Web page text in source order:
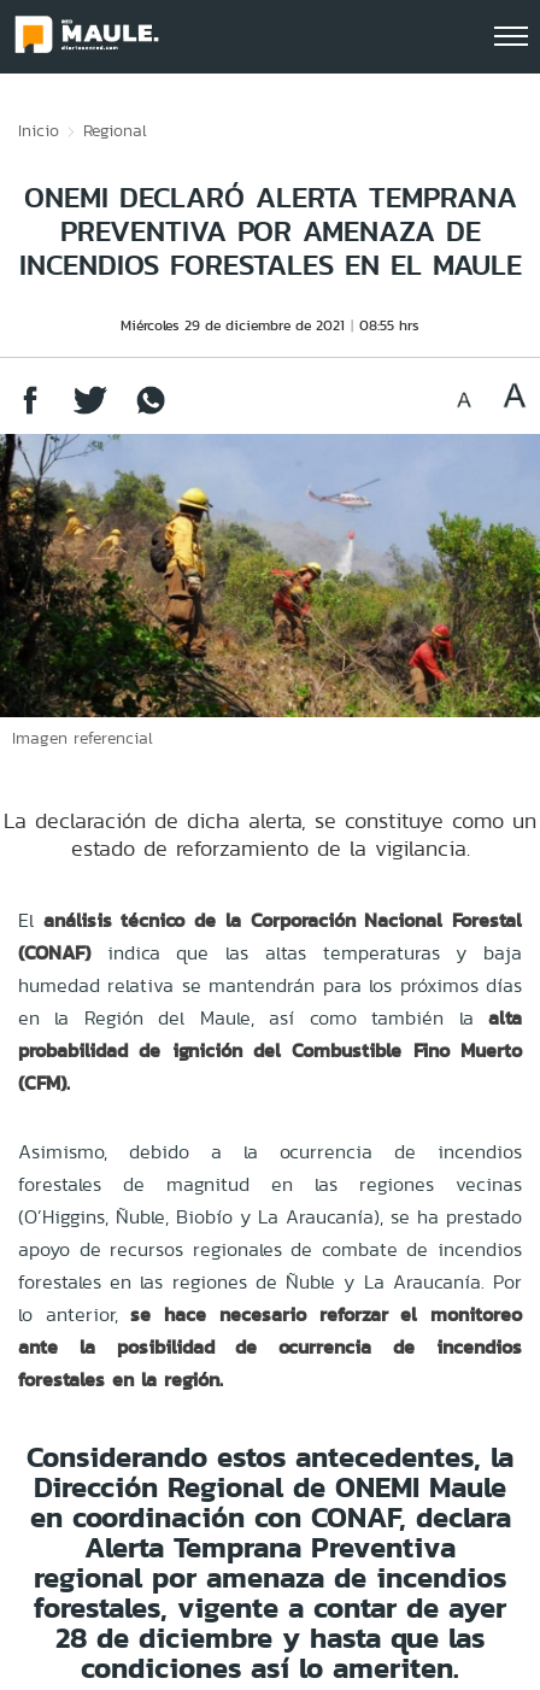
Inicio Regional
ONEMI DECLARÓ ALERTA TEMPRANA
PREVENTIVA POR AMENAZA DE
INCENDIOS FORESTALES EN EL MAULE
Miércoles 29 de diciembre de 2021 08:55 hrs
Imagen referencial
La declaración de dicha alerta, se constituye como un
estado de reforzamiento de la vigilancia.
El análisis técnico de la Corporación Nacional Forestal
(CONAF)indica que las altas temperaturas y baja
humedad relativa se mantendrán para los próximos días
en la Región del Maule, así como también la alta
probabilidad de ignición del Combustible Fino Muerto
(CFM).
Asimismo, debido a la ocurrencia de incendios
forestales de magnitud en las regiones vecinas
(O’Higgins, Ñuble, Biobío y La Araucanía), se ha prestado
apoyo de recursos regionales de combate de incendios
forestales en las regiones de Ñuble y La Araucanía. Por
lo anterior,se hace necesario reforzar el monitoreo
ante la posibilidad de ocurrencia de incendios
forestales en la región.
Considerando estos antecedentes, la
Dirección Regional de ONEMI Maule
en coordinación con CONAF, declara
Alerta Temprana Preventiva
regional por amenaza de incendios
forestales, vigente a contar de ayer
28 de diciembre y hasta que las
condiciones así lo ameriten.